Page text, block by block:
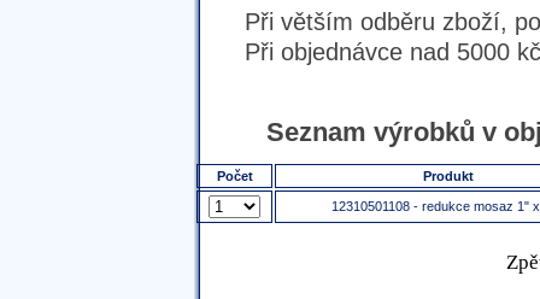
Při větším odběru zboží,
Při objednávce nad 5000
Seznam výrobků v
Počet Produkt
12310501108 - redukce mosaz 1"